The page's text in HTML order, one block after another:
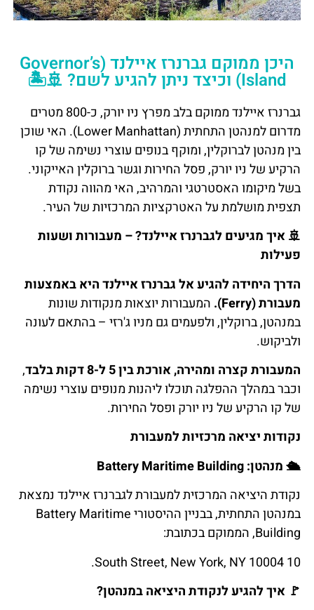
היכן ממוקם גברנרז איילנד (Governor’s
Island) וכיצד ניתן להגיע לשם? 🚢🏝️
גברנרז איילנד ממוקם בלב מפרץ ניו יורק, כ-800 מטרים
מדרום למנהטן התחתית (Lower Manhattan). האי שוכן
בין מנהטן לברוקלין, ומוקף בנופים עוצרי נשימה של קו
הרקיע של ניו יורק, פסל החירות וגשר ברוקלין האייקוני.
בשל מיקומו האסטרטגי והמרהיב, האי מהווה נקודת
תצפית מושלמת על האטרקציות המרכזיות של העיר.
🚢איךמגיעיםלגברנרזאיילנד?
– מעבורותושעות
פעילות
הדרך היחידה להגיע אל גברנרז איילנד היא באמצעות
מעבורת (Ferry).
המעבורות יוצאות מנקודות שונות
במנהטן, ברוקלין, ולפעמים גם מניו ג'רזי – בהתאם לעונה
ולביקוש.
המעבורת קצרה ומהירה, אורכת בין 5 ל-8 דקות בלבד
,
וכבר במהלך ההפלגה תוכלו ליהנות מנופים עוצרי נשימה
של קו הרקיע של ניו יורק ופסל החירות.
נקודות יציאה מרכזיות למעבורת
🛳️מנהטן: Battery Maritime Building
נקודת היציאה המרכזית למעבורת לגברנרז איילנד נמצאת
במנהטן התחתית, בבניין ההיסטורי Battery Maritime
Building, הממוקם בכתובת:
10 South Street, New York, NY 10004.
🚩 איךלהגיעלנקודתהיציאהבמנהטן?